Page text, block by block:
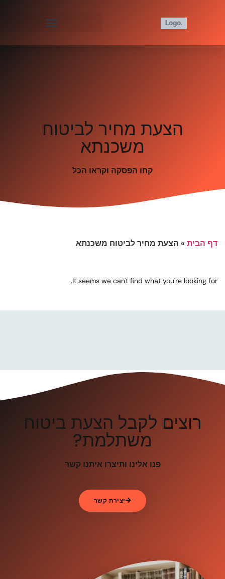
הצעת מחיר לביטוח
משכנתא
קחו הפסקה וקראו הכל
דף הבית» הצעת מחיר לביטוח משכנתא
It seems we can't find what you're looking for.
רוצים לקבל הצעת ביטוח
משתלמת?
פנו אלינו ותיצרו איתנו קשר
יצירת קשר